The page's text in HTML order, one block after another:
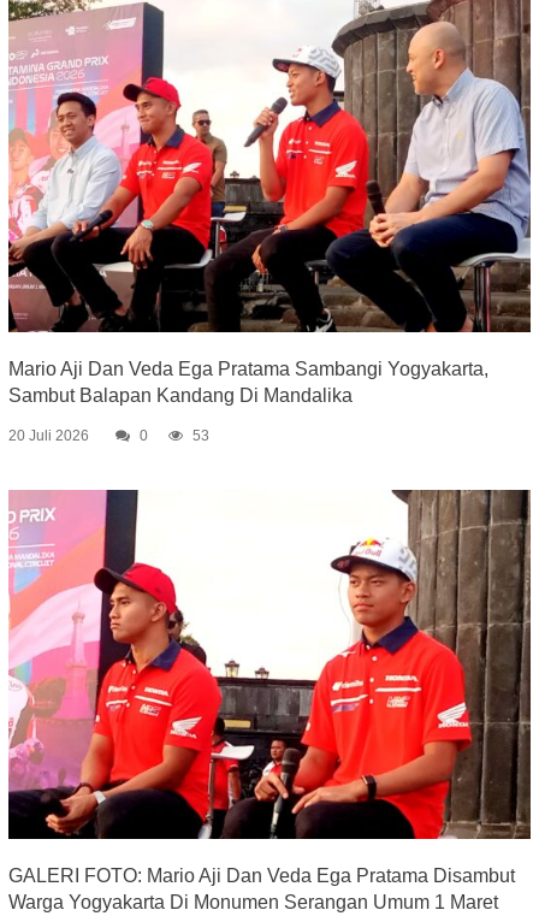
Mario Aji Dan Veda Ega Pratama Sambangi Yogyakarta,
Sambut Balapan Kandang Di Mandalika
20 Juli 2026 0 53
GALERI FOTO: Mario Aji Dan Veda Ega Pratama Disambut
Warga Yogyakarta Di Monumen Serangan Umum 1 Maret